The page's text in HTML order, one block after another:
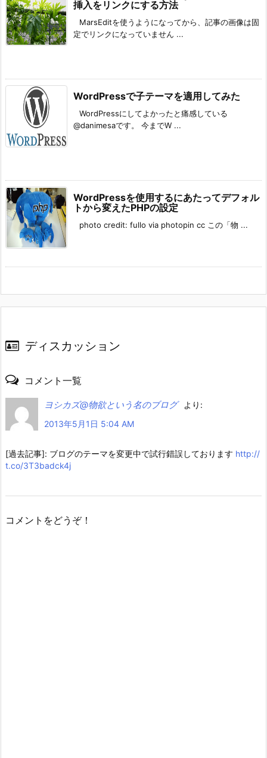
挿入をリンクにする方法
MarsEditを使うようになってから、記事の画像は固
定でリンクになっていません ...
WordPressで子テーマを適用してみた
WordPressにしてよかったと痛感している
@danimesaです。 今までW ...
WordPressを使用するにあたってデフォル
トから変えたPHPの設定
photo credit: fullo via photopin cc この「物 ...
ディスカッション
コメント一覧
ヨシカズ@物欲という名のブログ
より:
2013年5月1日 5:04 AM
[過去記事]: ブログのテーマを変更中で試行錯誤しております http://
t.co/3T3badck4j
コメントをどうぞ！